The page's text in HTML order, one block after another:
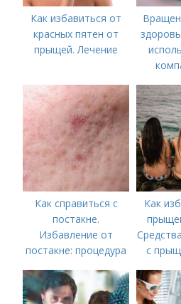
Как избавиться от
красных пятен от
прыщей. Лечение
Как справиться с
постакне.
Избавление от
постакне: процедура
Как
с